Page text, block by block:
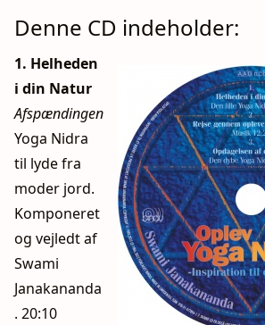
Denne CD indeholder:
1. Helheden
i din Natur
Afspændingen
Yoga Nidra
til lyde fra
moder jord.
Komponeret
og vejledt af
Swami
Janakananda
. 20:10